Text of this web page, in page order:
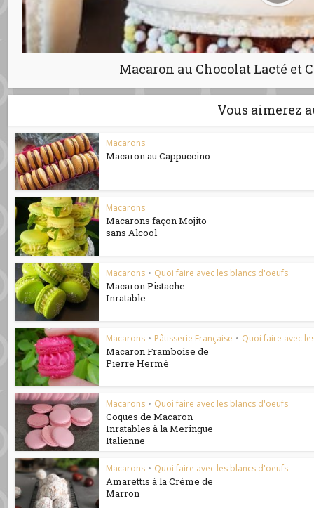
Macaron au Chocolat Lacté et
Vous aimerez
Macarons
Macaron au Cappuccino
Macarons
Macarons façon Mojito
sans Alcool
Macarons • Quoi faire avec les blancs d'oeufs
Macaron Pistache
Inratable
Macarons • Pâtisserie Française • Quoi faire avec
Macaron Framboise de
Pierre Hermé
Macarons • Quoi faire avec les blancs d'oeufs
Coques de Macaron
Inratables à la Meringue
Italienne
Macarons • Quoi faire avec les blancs d'oeufs
Amarettis à la Crème de
Marron